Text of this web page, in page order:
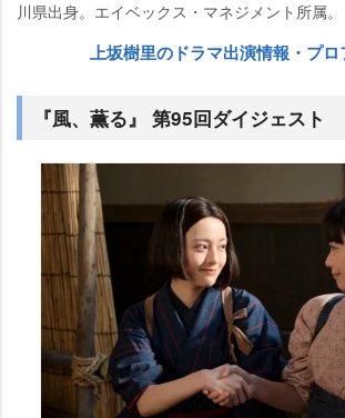
川県出身。エイベックス・マネジメント所属
上坂樹里のドラマ出演情報・プ
『風、薫る』 第95回ダイジェスト